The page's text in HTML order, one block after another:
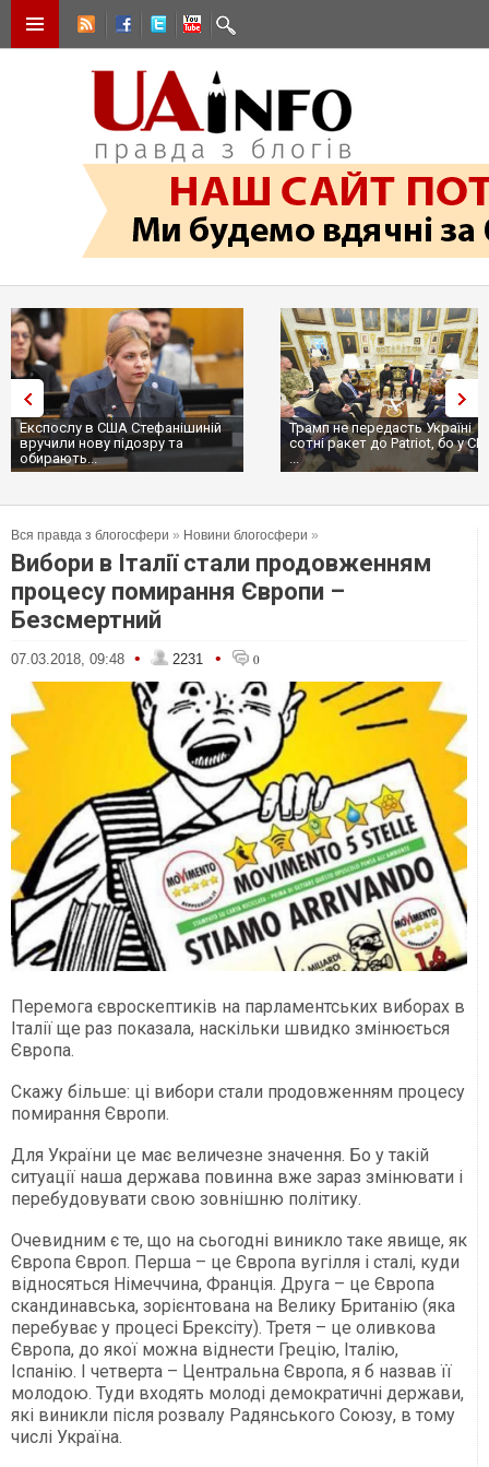
Експослу в США Стефанішиній
вручили нову підозру та
обирають...
Трамп не передасть Україні
сотні ракет до Patriot, бо у
...
Вся правда з блогосфери » Новини блогосфери »
Вибори в Італії стали продовженням
процесу помирання Європи –
Безсмертний
07.03.2018, 09:48 • 2231 • 0
Перемога євроскептиків на парламентських виборах в
Італії ще раз показала, наскільки швидко змінюється
Європа.
Скажу більше: ці вибори стали продовженням процесу
помирання Європи.
Для України це має величезне значення. Бо у такій
ситуації наша держава повинна вже зараз змінювати і
перебудовувати свою зовнішню політику.
Очевидним є те, що на сьогодні виникло таке явище, як
Європа Європ. Перша – це Європа вугілля і сталі, куди
відносяться Німеччина, Франція. Друга – це Європа
скандинавська, зорієнтована на Велику Британію (яка
перебуває у процесі Брексіту). Третя – це оливкова
Європа, до якої можна віднести Грецію, Італію,
Іспанію. І четверта – Центральна Європа, я б назвав її
молодою. Туди входять молоді демократичні держави,
які виникли після розвалу Радянського Союзу, в тому
числі Україна.